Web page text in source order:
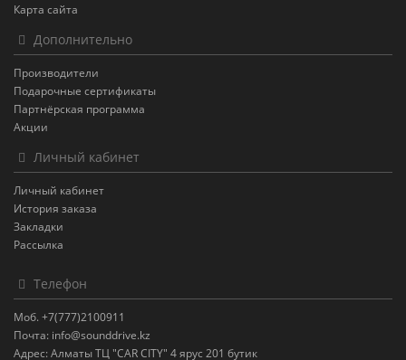
Карта сайта
Дополнительно
Производители
Подарочные сертификаты
Партнёрская программа
Акции
Личный кабинет
Личный кабинет
История заказа
Закладки
Рассылка
Телефон
Моб. +7(777)2100911
Почта: info@sounddrive.kz
Адрес: Алматы ТЦ "CAR CITY" 4 ярус 201 бутик